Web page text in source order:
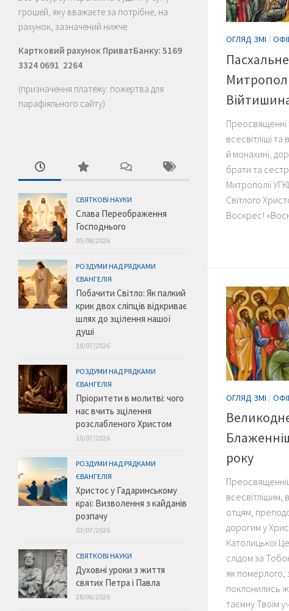
ОГЛЯД ЗМІ /
Преосвященні
всесвітліші
й монахині,
брати та
Митрополії
Світлого
Воскрес!
ОГЛЯД ЗМІ /
року
всесвітлішим,
отцям,
дорогим у
Католицької
слідом за
як померлого,
поклонились
таємну Твоїм
грошей, яку вважаєте за потрібне, на
рахунок, зазначений нижче.
Картковий рахунок ПриватБанку: 5169
3324 0691 2264
(призначення платежу: пожертва для
парафіяльного сайту)
СВЯТКОВІ НАУКИ
Слава Переображення
Господнього
05/08/2026
РОЗДУМИ НАД РЯДКАМИ
ЄВАНГЕЛІЯ
Побачити Світло: Як палкий
крик двох сліпців відкриває
шлях до зцілення нашої
душі
18/07/2026
РОЗДУМИ НАД РЯДКАМИ
ЄВАНГЕЛІЯ
Пріоритети в молитві: чого
нас вчить зцілення
розслабленого Христом
10/07/2026
РОЗДУМИ НАД РЯДКАМИ
ЄВАНГЕЛІЯ
Христос у Гадаринському
краї: Визволення з кайданів
розпачу
03/07/2026
СВЯТКОВІ НАУКИ
Духовні уроки з життя
святих Петра і Павла
28/06/2026